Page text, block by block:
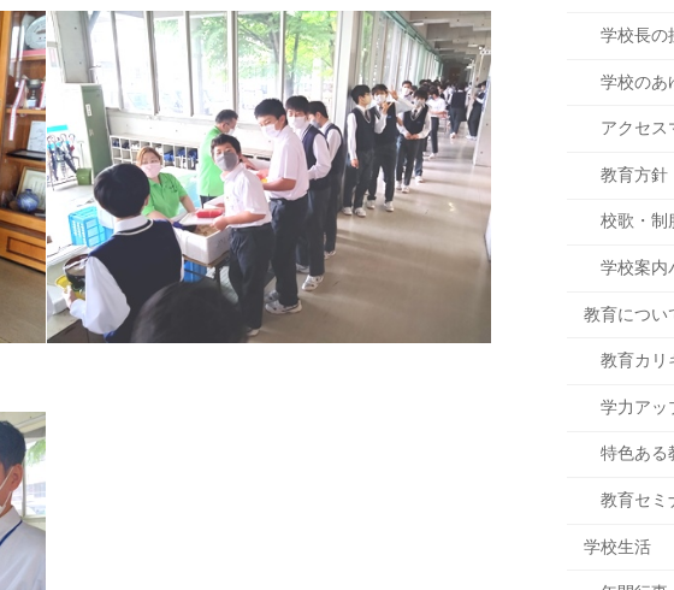
学校長の
学校のあ
アクセス
教育方針
校歌・制
学校案内
教育につい
教育カリ
学力アッ
特色ある
教育セミ
学校生活